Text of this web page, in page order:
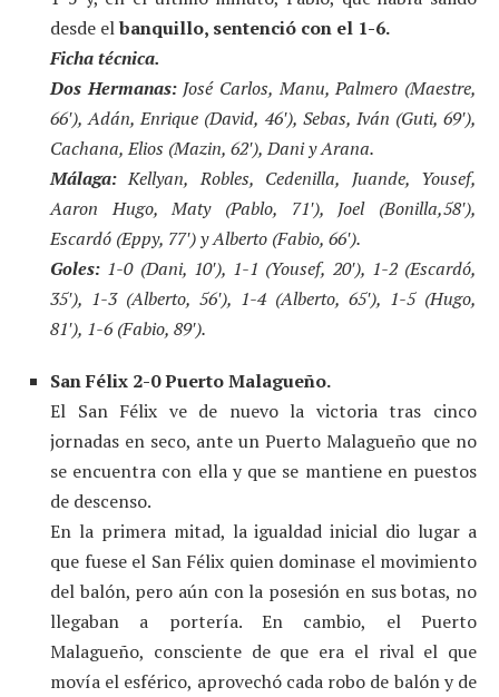
desde elbanquillo, sentenció con el 1-6.
Ficha técnica.
Dos Hermanas:José Carlos, Manu, Palmero (Maestre,
66′), Adán, Enrique (David, 46′), Sebas, Iván (Guti, 69′),
Cachana, Elios (Mazin, 62′), Dani y Arana.
Málaga: Kellyan, Robles, Cedenilla, Juande, Yousef,
Aaron Hugo, Maty (Pablo, 71′), Joel (Bonilla,58′),
Escardó (Eppy, 77′) y Alberto (Fabio, 66′).
Goles: 1-0 (Dani, 10′), 1-1 (Yousef, 20′), 1-2 (Escardó,
35′), 1-3 (Alberto, 56′), 1-4 (Alberto, 65′), 1-5 (Hugo,
81′), 1-6 (Fabio, 89′).
San Félix 2-0 Puerto Malagueño.
El San Félix ve de nuevo la victoria tras cinco
jornadas en seco, ante un Puerto Malagueño que no
se encuentra con ella y que se mantiene en puestos
de descenso.
En la primera mitad, la igualdad inicial dio lugar a
que fuese el San Félix quien dominase el movimiento
del balón, pero aún con la posesión en sus botas, no
llegaban a portería. En cambio, el Puerto
Malagueño, consciente de que era el rival el que
movía el esférico, aprovechó cada robo de balón y de